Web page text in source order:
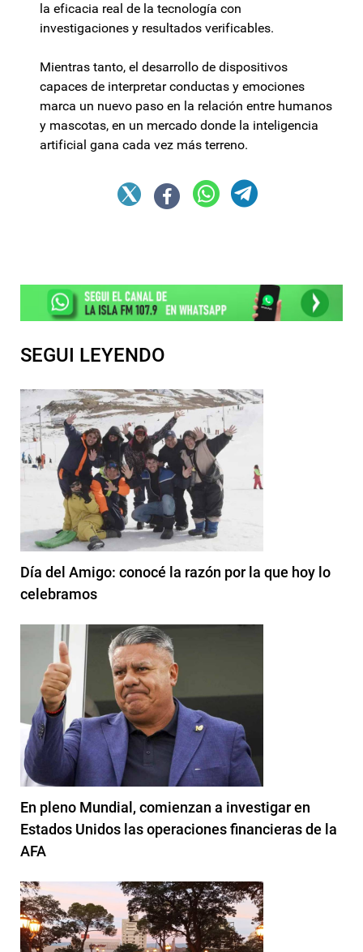
la eficacia real de la tecnología con
investigaciones y resultados verificables.
Mientras tanto, el desarrollo de dispositivos
capaces de interpretar conductas y emociones
marca un nuevo paso en la relación entre humanos
y mascotas, en un mercado donde la inteligencia
artificial gana cada vez más terreno.
SEGUI LEYENDO
Día del Amigo: conocé la razón por la que hoy lo
celebramos
En pleno Mundial, comienzan a investigar en
Estados Unidos las operaciones financieras de la
AFA